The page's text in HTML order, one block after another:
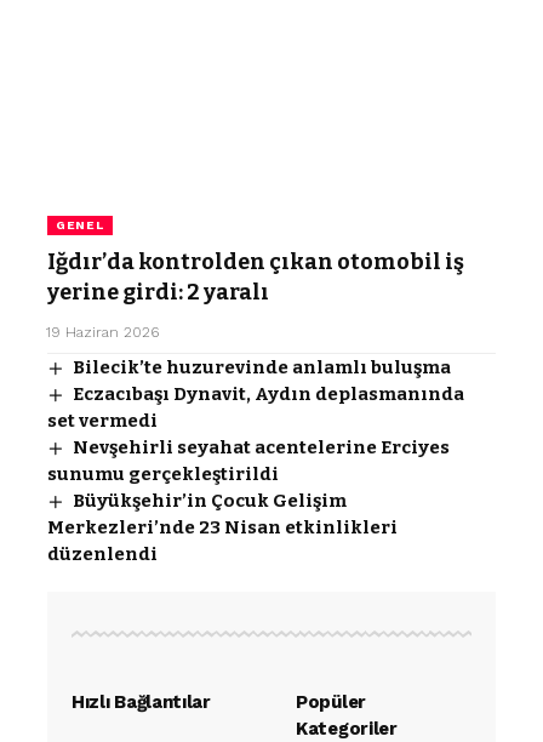
GENEL
Iğdır’da kontrolden çıkan otomobil iş
yerine girdi: 2 yaralı
19 Haziran 2026
Bilecik’te huzurevinde anlamlı buluşma
Eczacıbaşı Dynavit, Aydın deplasmanında
set vermedi
Nevşehirli seyahat acentelerine Erciyes
sunumu gerçekleştirildi
Büyükşehir’in Çocuk Gelişim
Merkezleri’nde 23 Nisan etkinlikleri
düzenlendi
Hızlı Bağlantılar
Popüler
Kategoriler